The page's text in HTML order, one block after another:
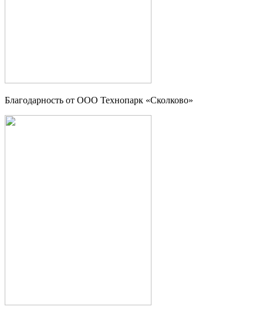
Благодарность от OOO Технопарк «Сколково»